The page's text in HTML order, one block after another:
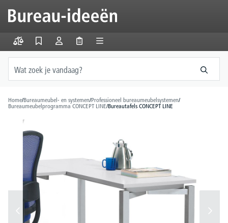
Home/Bureaumeubel- en systemen/Professioneel bureaumeubelsystemen/
Bureaumeubelprogramma CONCEPT LINE/Bureautafels CONCEPT LINE
Afbeeldingengalerij overslaan